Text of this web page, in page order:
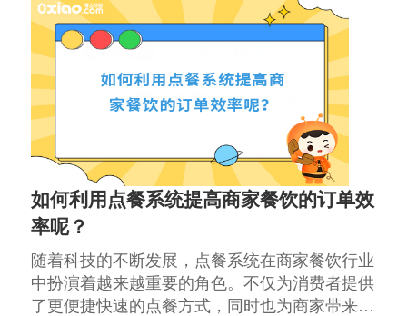
如何利用点餐系统提高商家餐饮的订单效
率呢？
随着科技的不断发展，点餐系统在商家餐饮行业
中扮演着越来越重要的角色。不仅为消费者提供
了更便捷快速的点餐方式，同时也为商家带来了